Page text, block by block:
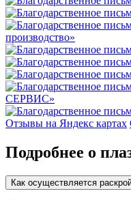
Отзывы на Яндекс картах
Подробнее о
Как осуществляется